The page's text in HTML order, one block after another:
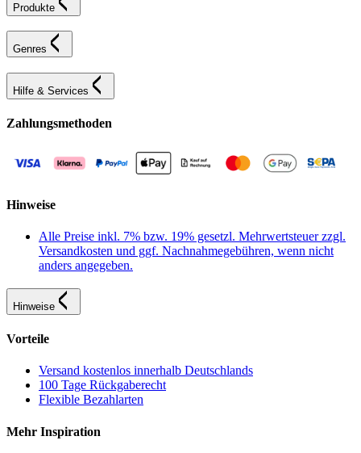
Produkte
Genres
Hilfe & Services
Zahlungsmethoden
Hinweise
Alle Preise inkl. 7% bzw. 19% gesetzl. Mehrwertsteuer zzgl.
Versandkosten und ggf. Nachnahmegebühren, wenn nicht
anders angegeben.
Hinweise
Vorteile
Versand kostenlos innerhalb Deutschlands
100 Tage Rückgaberecht
Flexible Bezahlarten
Mehr Inspiration